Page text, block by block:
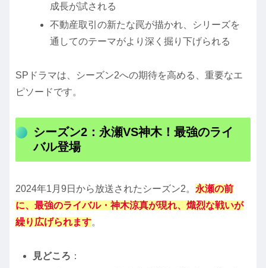
成長が試される
不動産取引の新たな罠が描かれ、シリーズを
通してのテーマがより深く掘り下げられる
SPドラマは、シーズン2への期待を高める、重要なエ
ピソードです。
シーズン2：永瀬VS神木！最強のライ
バル登場
2024年1月9日から放送されたシーズン2。 永瀬の前
に、最強のライバル・神木涼真が現れ、熾烈な戦いが
繰り広げられます。
見どころ ：